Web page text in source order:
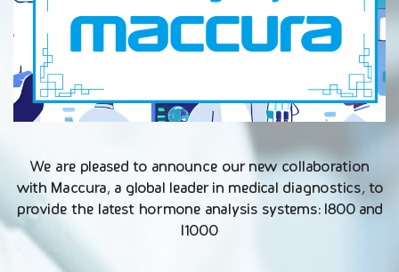
We are pleased to announce our new collaboration
withMaccura, a global leader in medical diagnostics, to
provide the latest hormone analysis systems:I800and
I1000